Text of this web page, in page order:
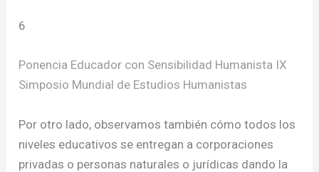
6
Ponencia Educador con Sensibilidad Humanista IX
Simposio Mundial de Estudios Humanistas
Por otro lado, observamos también cómo todos los
niveles educativos se entregan a corporaciones
privadas o personas naturales o jurídicas dando la